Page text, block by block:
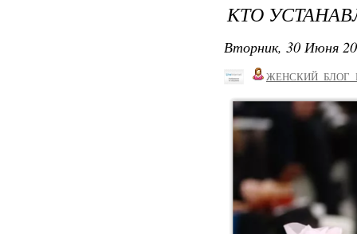
КТО
Вторник, 30 Июня